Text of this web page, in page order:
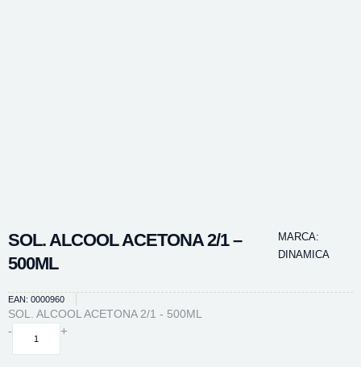
SOL. ALCOOL ACETONA 2/1 –
500ML
MARCA:
DINAMICA
EAN: 0000960
SOL. ALCOOL ACETONA 2/1 - 500ML
-
SOL.
+